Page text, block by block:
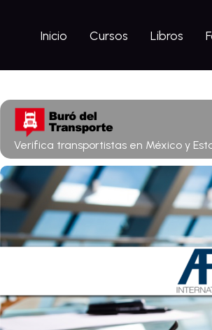
Inicio Cursos Libros
Verifica transportistas en México y